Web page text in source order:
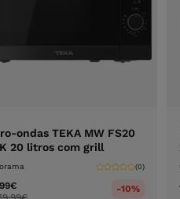
ondas TEKA MW FS20
20 litros com grill
(0)
€
-10%